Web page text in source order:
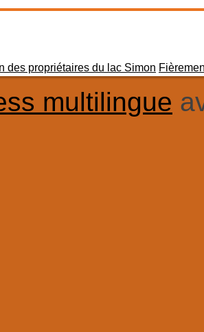
des propriétaires du lac Simon
multilingue